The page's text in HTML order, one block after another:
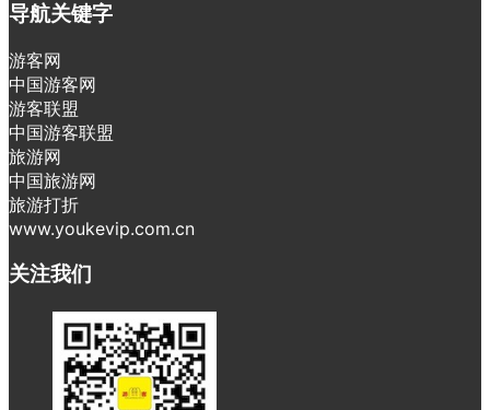
导航关键字
游客网
中国游客网
游客联盟
中国游客联盟
旅游网
中国旅游网
旅游打折
www.youkevip.com.cn
关注我们